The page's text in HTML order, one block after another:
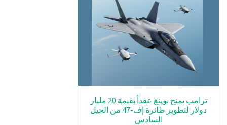
ترامب يمنح بوينغ عقداً بقيمة 20 مليار
دولار لتطوير طائرة إف-47 من الجيل
السادس